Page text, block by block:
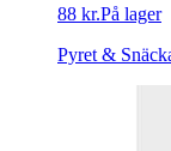
88 kr.På lager
Pyret &